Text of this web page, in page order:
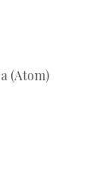
(Atom)